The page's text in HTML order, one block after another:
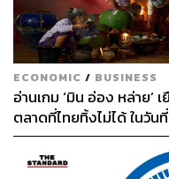
ECONOMIC / BUSINESS
อ่านเกม ‘มิน อ่อง หล่าย’
ตลาดที่ไทยทิ้งไม่ได้ ในวัน